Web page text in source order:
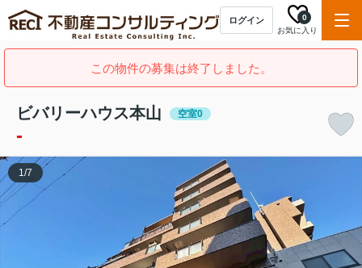
ログイン
お気に入り
0
この物件の募集は終了しました。
ビバリーハウス本山 空室0
-
1/7